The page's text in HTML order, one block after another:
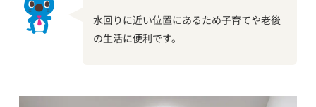
水回りに近い位置にあるため子育てや老後
の生活に便利です。